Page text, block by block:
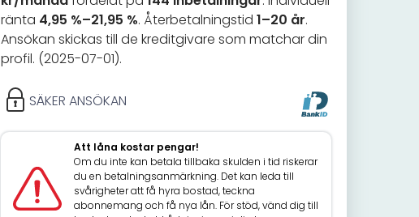
ränta 4,95 %–21,95 %. Återbetalningstid 1–20 år.
Ansökan skickas till de kreditgivare som matchar din
profil. (2025-07-01).
SÄKER ANSÖKAN
Att låna kostar pengar!
Om du inte kan betala tillbaka skulden i tid riskerar
du en betalningsanmärkning. Det kan leda till
svårigheter att få hyra bostad, teckna
abonnemang och få nya lån. För stöd, vänd dig till